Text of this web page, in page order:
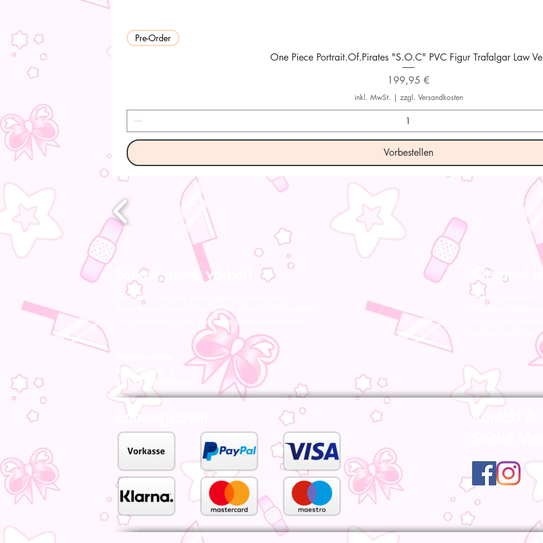
Pre-Order
One Piece Portrait.Of.Pirates "S.O.C" PVC Figur Trafalgar Law
Preis
199,95 €
inkl. MwSt. | zzgl. Versandkosten
Vorbestellen
Schaut gerne vorbei!
Ab Sofort sind wir auch Lokal für euch da!
Besucht uns gerne in unserem Store in Hildesheim,
Wir freuen uns stets auf neue Bekanntschaften!
Original
Bei uns findet ihr
Bootleg/
Uns ist die
Bernwardstr. 9
31134 Hildesheim
Zahlungsarten
Kontakt &